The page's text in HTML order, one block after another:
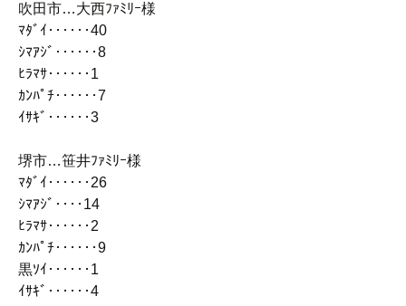
吹田市…大西ﾌｧﾐﾘｰ様
ﾏﾀﾞｲ‥‥‥40
ｼﾏｱｼﾞ‥‥‥8
ﾋﾗﾏｻ‥‥‥1
ｶﾝﾊﾟﾁ‥‥‥7
ｲｻｷﾞ‥‥‥3
堺市…笹井ﾌｧﾐﾘｰ様
ﾏﾀﾞｲ‥‥‥26
ｼﾏｱｼﾞ‥‥14
ﾋﾗﾏｻ‥‥‥2
ｶﾝﾊﾟﾁ‥‥‥9
黒ｿｲ‥‥‥1
ｲｻｷﾞ‥‥‥4